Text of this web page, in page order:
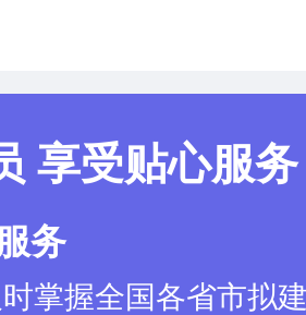
享受贴心服务
务
掌握全国各省市拟